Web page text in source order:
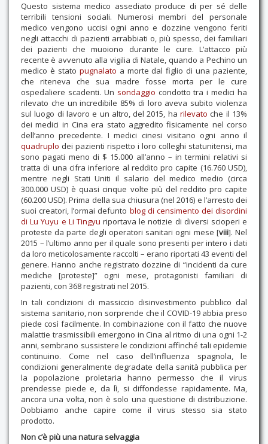
Questo sistema medico assediato produce di per sé delle
terribili tensioni sociali. Numerosi membri del personale
medico vengono uccisi ogni anno e dozzine vengono feriti
negli attacchi di pazienti arrabbiati o, più spesso, dei familiari
dei pazienti che muoiono durante le cure. L’attacco più
recente è avvenuto alla vigilia di Natale, quando a Pechino un
medico è stato pugnalato a morte dal figlio di una paziente,
che riteneva che sua madre fosse morta per le cure
ospedaliere scadenti. Un sondaggio condotto tra i medici ha
rilevato che un incredibile 85% di loro aveva subito violenza
sul luogo di lavoro e un altro, del 2015, harilevato che il 13%
dei medici in Cina era stato aggredito fisicamente nel corso
dell’anno precedente. I medici cinesi visitano ogni anno il
quadruplo dei pazienti rispetto i loro colleghi statunitensi, ma
sono pagati meno di $ 15.000 all’anno – in termini relativi si
tratta di una cifra inferiore al reddito pro capite (16.760 USD),
mentre negli Stati Uniti il salario del medico medio (circa
300.000 USD) è quasi cinque volte più del reddito pro capite
(60.200 USD). Prima della sua chiusura (nel 2016) e l’arresto dei
suoi creatori, l’ormai defunto blog di censimento dei disordini
di Lu Yuyu e Li Tingyu riportava le notizie di diversi scioperi e
proteste da parte degli operatori sanitari ogni mese [viii]. Nel
2015 – l’ultimo anno per il quale sono presenti per intero i dati
da loro meticolosamente raccolti – erano riportati 43 eventi del
genere. Hanno anche registrato dozzine di “incidenti da cure
mediche [proteste]” ogni mese, protagonisti familiari di
pazienti, con 368 registrati nel 2015.
In tali condizioni di massiccio disinvestimento pubblico dal
sistema sanitario, non sorprende che il COVID-19 abbia preso
piede così facilmente. In combinazione con il fatto che nuove
malattie trasmissibili emergono in Cina al ritmo di una ogni 1-2
anni, sembrano sussistere le condizioni affinché tali epidemie
continuino. Come nel caso dell’influenza spagnola, le
condizioni generalmente degradate della sanità pubblica per
la popolazione proletaria hanno permesso che il virus
prendesse piede e, da lì, si diffondesse rapidamente. Ma,
ancora una volta, non è solo una questione di distribuzione.
Dobbiamo anche capire come il virus stesso sia stato
prodotto.
Non c’è più una natura selvaggia